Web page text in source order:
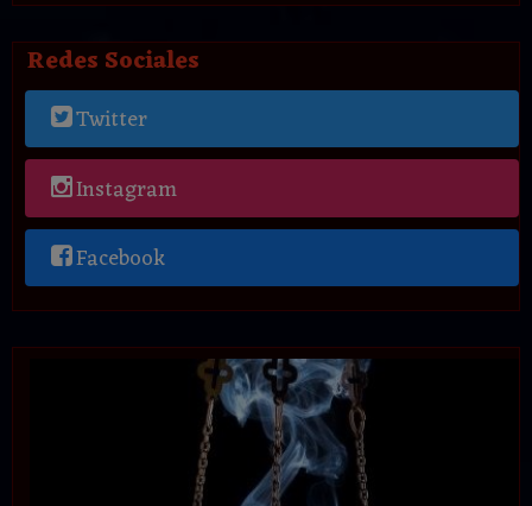
Redes Sociales
Twitter
Instagram
Facebook